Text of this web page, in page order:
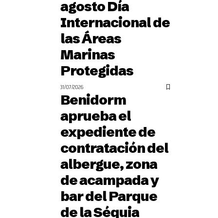
agosto Día
Internacional de
las Áreas
Marinas
Protegidas
31/07/2026
Benidorm
aprueba el
expediente de
contratación del
albergue, zona
de acampada y
bar del Parque
de la Séquia